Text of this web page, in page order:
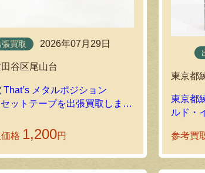
張買取 2026年07月29日
谷区尾山台
That’s メタルポジション
ットテープを出張買取しまし
格 1,200円
東京都
東京都
ルド・
した
参考買